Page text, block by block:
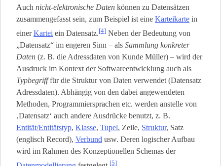
Auch nicht-elektronische Daten können zu Datensätzen
zusammengefasst sein, zum Beispiel ist eine Karteikarte in
einerKartei ein Datensatz.[4] Neben der Bedeutung von
„Datensatz“ im engeren Sinn – als Sammlung konkreter
Daten (z. B. die Adressdaten von Kunde Müller) – wird der
Ausdruck im Kontext der Softwareentwicklung auch als
Typbegrifffür die Struktur von Daten verwendet (Datensatz
Adressdaten). Abhängig von den dabei angewendeten
Methoden, Programmiersprachen etc. werden anstelle von
‚Datensatz‘ auch andere Ausdrücke benutzt, z. B.
Entität/Entitätstyp, Klasse, Tupel, Zeile, Struktur, Satz
(englisch Record), Verbund usw. Deren logischer Aufbau
wird im Rahmen des Konzeptionellen Schemas der
[5]